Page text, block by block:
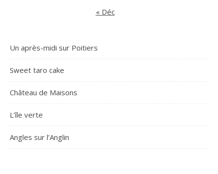
« Déc
Un après-midi sur Poitiers
Sweet taro cake
Château de Maisons
L’île verte
Angles sur l’Anglin